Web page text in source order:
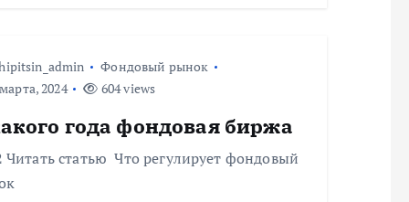
Фондовый рынок
2024
604 views
года фондовая биржа
Читать статью Что регулирует фондовый